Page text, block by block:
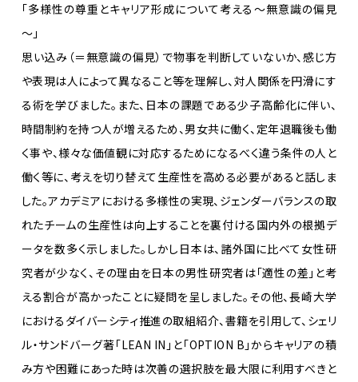
「多様性の尊重とキャリア形成について考える～無意識の偏見
～」
思い込み（＝無意識の偏見）で物事を判断していないか、感じ方
や表現は人によって異なること等を理解し、対人関係を円滑にす
る術を学びました。また、日本の課題である少子高齢化に伴い、
時間制約を持つ人が増えるため、男女共に働く、定年退職後も働
く事や、様々な価値観に対応するためになるべく違う条件の人と
働く等に、考えを切り替えて生産性を高める必要があると話しま
した。アカデミアにおける多様性の実現、ジェンダーバランスの取
れたチームの生産性は向上することを裏付ける国内外の根拠デ
ータを数多く示しました。しかし日本は、諸外国に比べて女性研
究者が少なく、その理由を日本の男性研究者は「適性の差」と考
える割合が高かったことに疑問を呈しました。その他、長崎大学
におけるダイバーシティ推進の取組紹介、書籍を引用して、シェリ
ル・サンドバーグ著「LEAN IN」と「OPTION B」からキャリアの積
み方や困難にあった時は次善の選択肢を最大限に利用すべきと